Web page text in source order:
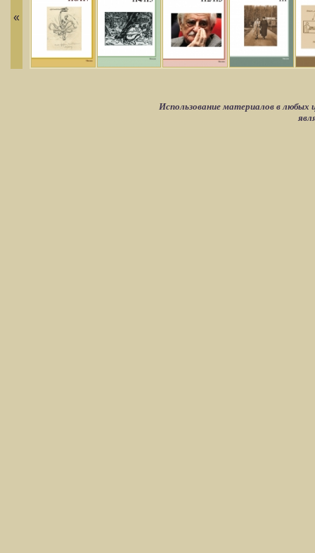
«
Использование материалов в любых